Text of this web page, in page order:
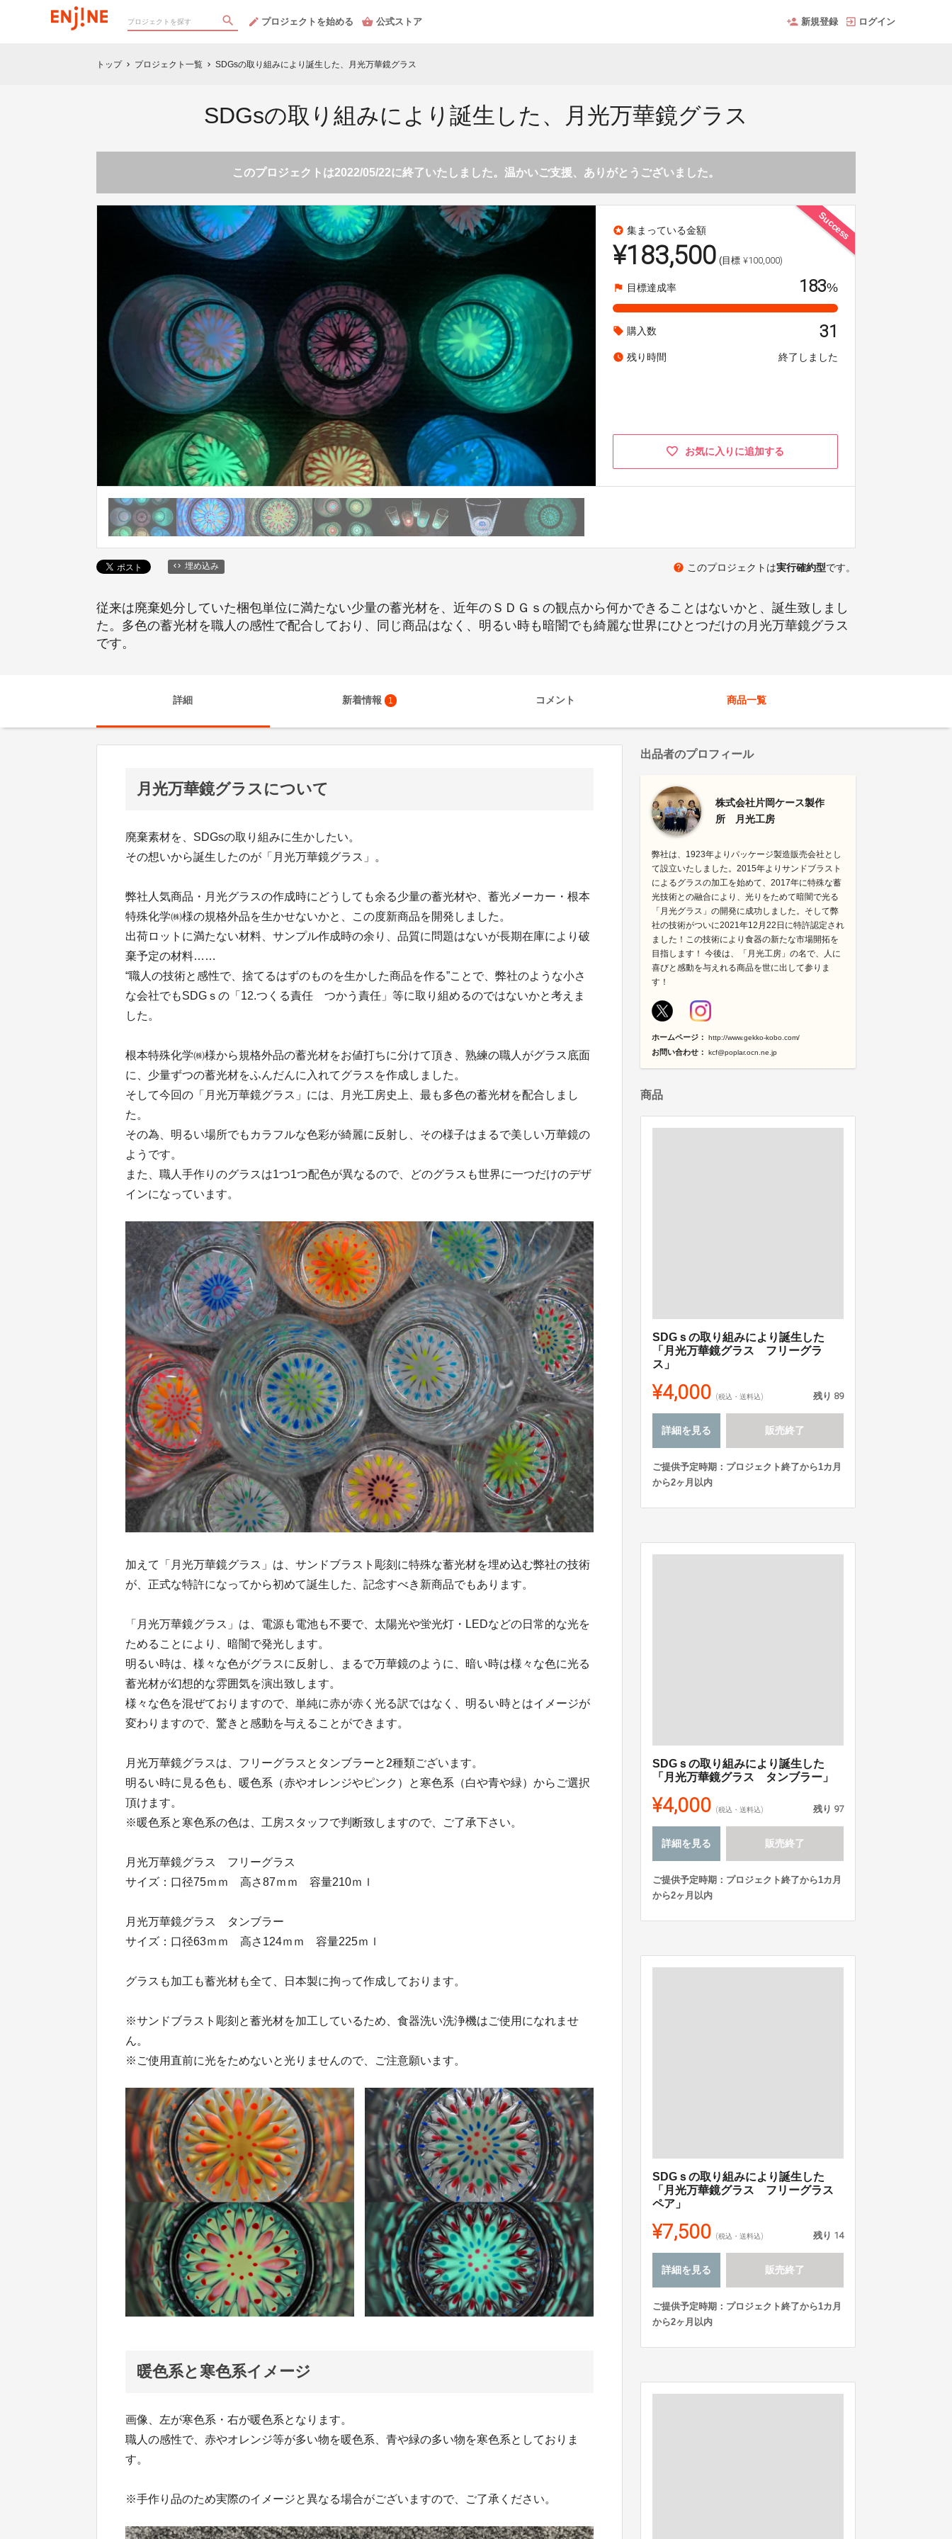
プロジェクトを始める 公式ストア 新規登録 ログイン
トップ chevron_right プロジェクト一覧 chevron_right SDGsの取り組みにより誕生した、月光万華鏡グラス
SDGsの取り組みにより誕生した、月光万華鏡グラス
このプロジェクトは2022/05/22に終了いたしました。温かいご支援、ありがとうございました。
Success
stars 集まっている金額
¥183,500 (目標 ¥100,000)
flag 目標達成率 183%
local_offer 購入数 31
watch_later 残り時間 終了しました
お気に入りに追加する
埋め込み help このプロジェクトは実行確約型です。
従来は廃棄処分していた梱包単位に満たない少量の蓄光材を、近年のＳＤＧｓの観点から何かできることはないかと、誕生致しまし
た。多色の蓄光材を職人の感性で配合しており、同じ商品はなく、明るい時も暗闇でも綺麗な世界にひとつだけの月光万華鏡グラス
です。
詳細 新着情報 1 コメント 商品一覧
月光万華鏡グラスについて
廃棄素材を、SDGsの取り組みに生かしたい。
その想いから誕生したのが「月光万華鏡グラス」。
弊社人気商品・月光グラスの作成時にどうしても余る少量の蓄光材や、蓄光メーカー・根本
特殊化学㈱様の規格外品を生かせないかと、この度新商品を開発しました。
出荷ロットに満たない材料、サンプル作成時の余り、品質に問題はないが長期在庫により破
棄予定の材料……
“職人の技術と感性で、捨てるはずのものを生かした商品を作る”ことで、弊社のような小さ
な会社でもSDGｓの「12.つくる責任 つかう責任」等に取り組めるのではないかと考えま
した。
根本特殊化学㈱様から規格外品の蓄光材をお値打ちに分けて頂き、熟練の職人がグラス底面
に、少量ずつの蓄光材をふんだんに入れてグラスを作成しました。
そして今回の「月光万華鏡グラス」には、月光工房史上、最も多色の蓄光材を配合しまし
た。
その為、明るい場所でもカラフルな色彩が綺麗に反射し、その様子はまるで美しい万華鏡の
ようです。
また、職人手作りのグラスは1つ1つ配色が異なるので、どのグラスも世界に一つだけのデザ
インになっています。
加えて「月光万華鏡グラス」は、サンドブラスト彫刻に特殊な蓄光材を埋め込む弊社の技術
が、正式な特許になってから初めて誕生した、記念すべき新商品でもあります。
「月光万華鏡グラス」は、電源も電池も不要で、太陽光や蛍光灯・LEDなどの日常的な光を
ためることにより、暗闇で発光します。
明るい時は、様々な色がグラスに反射し、まるで万華鏡のように、暗い時は様々な色に光る
蓄光材が幻想的な雰囲気を演出致します。
様々な色を混ぜておりますので、単純に赤が赤く光る訳ではなく、明るい時とはイメージが
変わりますので、驚きと感動を与えることができます。
月光万華鏡グラスは、フリーグラスとタンブラーと2種類ございます。
明るい時に見る色も、暖色系（赤やオレンジやピンク）と寒色系（白や青や緑）からご選択
頂けます。
※暖色系と寒色系の色は、工房スタッフで判断致しますので、ご了承下さい。
月光万華鏡グラス フリーグラス
サイズ：口径75ｍｍ 高さ87ｍｍ 容量210ｍｌ
月光万華鏡グラス タンブラー
サイズ：口径63ｍｍ 高さ124ｍｍ 容量225ｍｌ
グラスも加工も蓄光材も全て、日本製に拘って作成しております。
※サンドブラスト彫刻と蓄光材を加工しているため、食器洗い洗浄機はご使用になれませ
ん。
※ご使用直前に光をためないと光りませんので、ご注意願います。
暖色系と寒色系イメージ
画像、左が寒色系・右が暖色系となります。
職人の感性で、赤やオレンジ等が多い物を暖色系、青や緑の多い物を寒色系としておりま
す。
※手作り品のため実際のイメージと異なる場合がございますので、ご了承ください。
出品者のプロフィール
株式会社片岡ケース製作
所 月光工房
弊社は、1923年よりパッケージ製造販売会社とし
て設立いたしました。2015年よりサンドブラスト
によるグラスの加工を始めて、2017年に特殊な蓄
光技術との融合により、光りをためて暗闇で光る
「月光グラス」の開発に成功しました。そして弊
社の技術がついに2021年12月22日に特許認定され
ました！この技術により食器の新たな市場開拓を
目指します！ 今後は、「月光工房」の名で、人に
喜びと感動を与えれる商品を世に出して参りま
す！
ホームページ： http://www.gekko-kobo.com/
お問い合わせ： kcf@poplar.ocn.ne.jp
商品
SDGｓの取り組みにより誕生した
「月光万華鏡グラス フリーグラ
ス」
¥4,000 (税込・送料込) 残り 89
詳細を見る 販売終了
ご提供予定時期：プロジェクト終了から1カ月
から2ヶ月以内
SDGｓの取り組みにより誕生した
「月光万華鏡グラス タンブラー」
¥4,000 (税込・送料込) 残り 97
詳細を見る 販売終了
ご提供予定時期：プロジェクト終了から1カ月
から2ヶ月以内
SDGｓの取り組みにより誕生した
「月光万華鏡グラス フリーグラス
ペア」
¥7,500 (税込・送料込) 残り 14
詳細を見る 販売終了
ご提供予定時期：プロジェクト終了から1カ月
から2ヶ月以内